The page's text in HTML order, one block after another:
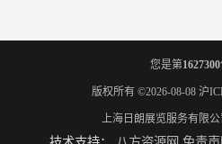
您是第1627300
版权所有 ©2026-08-08 沪
上海日朗展览服务有限公